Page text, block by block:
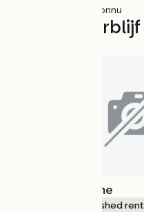
(3%) Inconnu
Vind uw
Le Grand Charme
Lodgings and furnished